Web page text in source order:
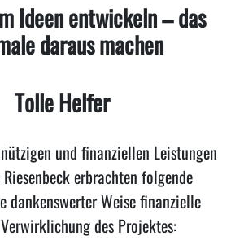
Ideen entwickeln – das
daraus machen
Tolle Helfer
und finanziellen Leistungen
erbrachten folgende
dankenswerter Weise finanzielle
des Projektes: